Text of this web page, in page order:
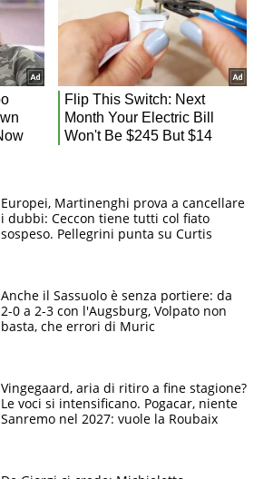
Europei, Martinenghi prova a cancellare
i dubbi: Ceccon tiene tutti col fiato
sospeso. Pellegrini punta su Curtis
Anche il Sassuolo è senza portiere: da
2-0 a 2-3 con l'Augsburg, Volpato non
basta, che errori di Muric
Vingegaard, aria di ritiro a fine stagione?
Le voci si intensificano. Pogacar, niente
Sanremo nel 2027: vuole la Roubaix